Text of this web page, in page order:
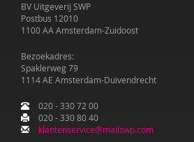
BV Uitgeverij SWP
Postbus 12010
1100 AA Amsterdam-Zuidoost
Bezoekadres:
Spaklerweg 79
1114 AE Amsterdam-Duivendrecht
020 - 330 72 00
020 - 330 80 40
klantenservice@mailswp.com